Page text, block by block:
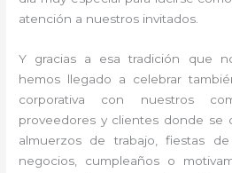
atención a nuestros invitados.
Y gracias a esa tradición que
hemos llegado a celebrar
corporativa con nuestros
proveedores y clientes donde se
almuerzos de trabajo, fiestas
negocios, cumpleaños o